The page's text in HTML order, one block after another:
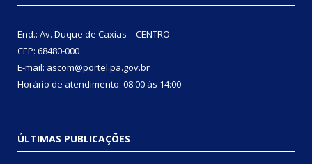
End.: Av. Duque de Caxias – CENTRO
CEP: 68480-000
E-mail: ascom@portel.pa.gov.br
Horário de atendimento: 08:00 às 14:00
ÚLTIMAS PUBLICAÇÕES